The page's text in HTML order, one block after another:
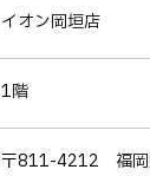
イオン岡垣店
1階
〒811-4212 福岡